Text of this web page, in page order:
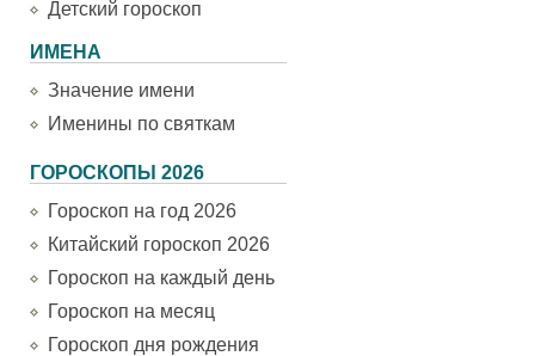
Детский гороскоп
ИМЕНА
Значение имени
Именины по святкам
ГОРОСКОПЫ 2026
Гороскоп на год 2026
Китайский гороскоп 2026
Гороскоп на каждый день
Гороскоп на месяц
Гороскоп дня рождения